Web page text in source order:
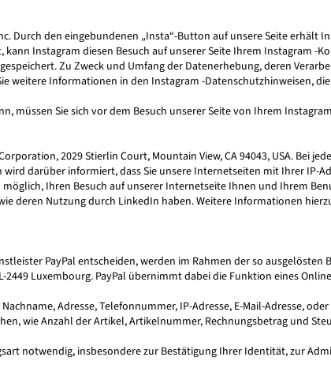
Durch den eingebundenen „Insta“-Button auf unsere Seite erhält
Instagram diesen Besuch auf unserer Seite Ihrem Instagram -
Zu Zweck und Umfang der Datenerhebung, deren
weitere Informationen in den Instagram -Datenschutzhinweisen, die
müssen Sie sich vor dem Besuch unserer Seite von Ihrem
2029 Stierlin Court, Mountain View, CA 94043, USA. Bei
darüber informiert, dass Sie unsere Internetseiten mit Ihrer IP-
Ihren Besuch auf unserer Internetseite Ihnen und Ihrem
deren Nutzung durch LinkedIn haben. Weitere Informationen
PayPal entscheiden, werden im Rahmen der so ausgelösten
2449 Luxembourg. PayPal übernimmt dabei die Funktion eines
Adresse, Telefonnummer, IP-Adresse, E-Mail-Adresse,
wie Anzahl der Artikel, Artikelnummer, Rechnungsbetrag und
notwendig, insbesondere zur Bestätigung Ihrer Identität, zur